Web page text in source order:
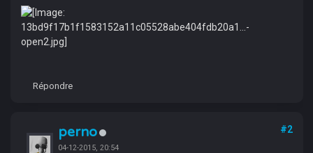
Répondre
perno
04-12-2015, 20:54
#2